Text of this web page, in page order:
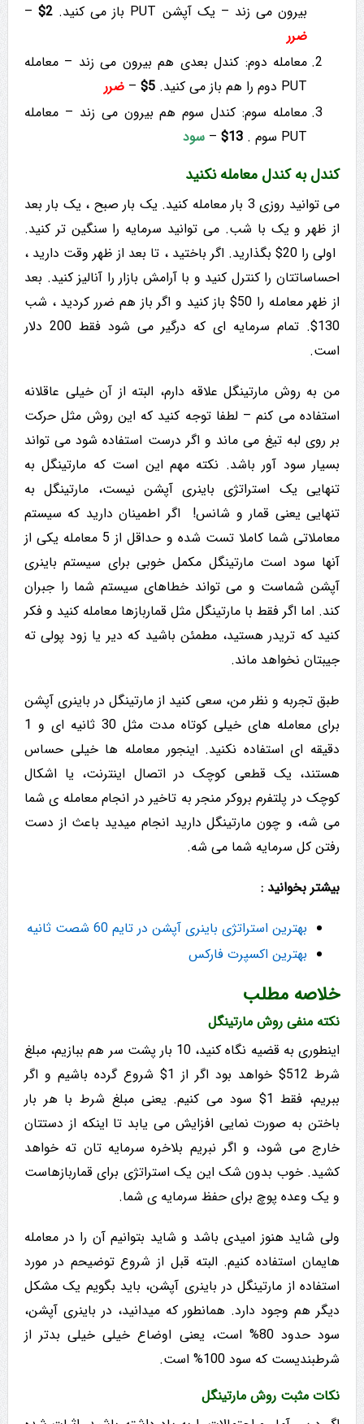
بیرون می زند – یک آپشن PUT باز می کنید.
2$
–
ضرر
معامله دوم: کندل بعدی هم بیرون می زند – معامله
PUT دوم را هم باز می کنید.
5$
– ضرر
معامله سوم: کندل سوم هم بیرون می زند – معامله
PUT سوم .
13$
– سود
کندل به کندل معامله نکنید
می توانید روزی 3 بار معامله کنید. یک بار صبح ، یک بار بعد
از ظهر و یک با شب. می توانید سرمایه را سنگین تر کنید.
اولی را 20$ بگذارید. اگر باختید ، تا بعد از ظهر وقت دارید ،
احساساتتان را کنترل کنید و با آرامش بازار را آنالیز کنید. بعد
از ظهر معامله را 50$ باز کنید و اگر باز هم ضرر کردید ، شب
130$. تمام سرمایه ای که درگیر می شود فقط 200 دلار
است.
من به روش مارتینگل علاقه دارم، البته از آن خیلی عاقلانه
استفاده می کنم – لطفا توجه کنید که این روش مثل حرکت
بر روی لبه تیغ می ماند و اگر درست استفاده شود می تواند
بسیار سود آور باشد. نکته مهم این است که مارتینگل به
تنهایی یک استراتژی باینری آپشن نیست، مارتینگل به
تنهایی یعنی قمار و شانس! اگر اطمینان دارید که سیستم
معاملاتی شما کاملا تست شده و حداقل از 5 معامله یکی از
آنها سود است مارتینگل مکمل خوبی برای سیستم باینری
آپشن شماست و می تواند خطاهای سیستم شما را جبران
کند. اما اگر فقط با مارتینگل مثل قماربازها معامله کنید و فکر
کنید که تریدر هستید، مطمئن باشید که دیر یا زود پولی ته
جیبتان نخواهد ماند.
طبق تجربه و نظر من، سعی کنید از مارتینگل در باینری آپشن
برای معامله های خیلی کوتاه مدت مثل 30 ثانیه ای و 1
دقیقه ای استفاده نکنید. اینجور معامله ها خیلی حساس
هستند، یک قطعی کوچک در اتصال اینترنت، یا اشکال
کوچک در پلتفرم بروکر منجر به تاخیر در انجام معامله ی شما
می شه، و چون مارتینگل دارید انجام میدید باعث از دست
رفتن کل سرمایه شما می شه.
بیشتر بخوانید :
بهترین استراتژی باینری آپشن در تایم 60 شصت ثانیه
بهترین اکسپرت فارکس
خلاصه مطلب
نکته منفی روش مارتینگل
اینطوری به قضیه نگاه کنید، 10 بار پشت سر هم ببازیم، مبلغ
شرط 512$ خواهد بود اگر از 1$ شروع گرده باشیم و اگر
ببریم، فقط 1$ سود می کنیم. یعنی مبلغ شرط با هر بار
باختن به صورت نمایی افزایش می یابد تا اینکه از دستتان
خارج می شود، و اگر نبریم بلاخره سرمایه تان ته خواهد
کشید. خوب بدون شک این یک استراتژی برای قماربازهاست
و یک وعده پوچ برای حفظ سرمایه ی شما.
ولی شاید هنوز امیدی باشد و شاید بتوانیم آن را در معامله
هایمان استفاده کنیم. البته قبل از شروع توضیحم در مورد
استفاده از مارتینگل در باینری آپشن، باید بگویم یک مشکل
دیگر هم وجود دارد. همانطور که میدانید، در باینری آپشن،
سود حدود 80% است، یعنی اوضاع خیلی خیلی بدتر از
شرطبندیست که سود 100% است.
نکات مثبت روش مارتینگل